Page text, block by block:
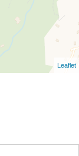
Leaflet